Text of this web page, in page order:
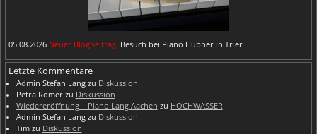
05.08.2026 Neuer Blogbeitrag: Besuch bei Piano Hübner in Trier
Letzte Kommentare
Admin Stefan Langzu Diskussion
Petra Römerzu Diskussion
Wiedereröffnung – Piano Lang Aachen zu HOCHWASSER
Admin Stefan Langzu Diskussion
Timzu Diskussion